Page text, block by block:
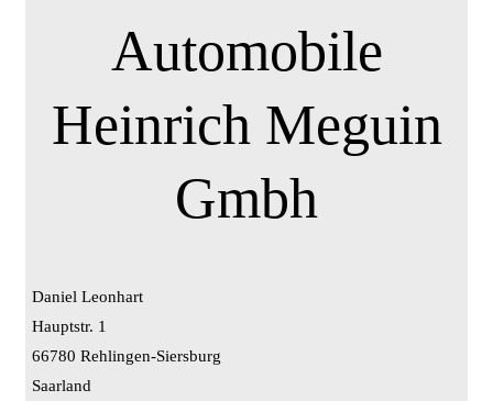
Automobile
Heinrich Meguin
Gmbh
Daniel Leonhart
Hauptstr. 1
66780 Rehlingen-Siersburg
Saarland